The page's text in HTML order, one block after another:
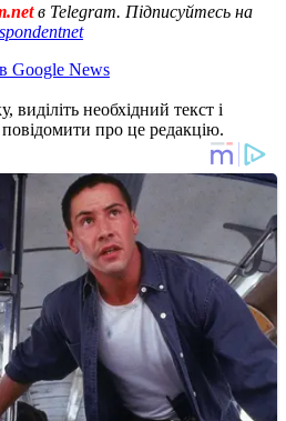
в Telegram. Підписуйтесь на
Google News
необхідний текст і
про це редакцію.